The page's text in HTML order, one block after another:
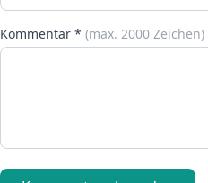
Kommentar * (max. 2000 Zeichen)